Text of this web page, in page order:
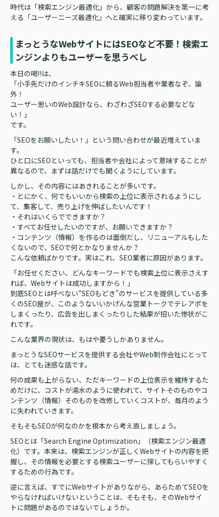
時代は「検索エンジン最適化」から、顧客の問題解決を第一に考
える「ユーザーニーズ最適化」へと確実に移り変わっています。
まっとうなWebサイトにはSEOなど不要！検索エ
ンジンよりもユーザーを思うべし
本日の喝!!は、
「小手先だけのインチキSEOに頼るWeb担当者や業者なぞ、論
外！
ユーザー思いのWeb設計なら、わざわざSEOする必要などな
い！」
です。
「SEOをお願いしたい！」という問い合わせが最近増えていま
す。
ひと口にSEOといっても、担当者や会社によって意味することが
異なるので、まずは話だけでも聞くようにしています。
しかし、その内容にはあきれることが多いです。
・とにかく、何でもいいから検索の上位に表示されるようにし
て、集客して、売り上げを伸ばしたいんです！
・それはいくらでできますか？
・すべてお任せしたいのですが、お願いできますか？
・コンテンツ（情報）を作るのは面倒だし、リニューアルもした
くないので、SEOで何とかなりませんか？
こんな依頼ばかりです。実はこれ、SEO業者に原因があります。
「お任せください、どんなキーワードでも検索上位に表示さえす
れば、Webサイトは成功しますから！」
到底SEOとは呼べない“SEOもどき”のサービスを提供している多
くのSEO屋が、このようないいかげんな営業トークでテレアポを
しまくったり、広告を出しまくったりした結果が招いた惨状がこ
れです。
こんな業界の現状は、もはや憂うしかありません。
まっとうなSEOサービスを提供する会社やWeb制作会社にとって
は、とても迷惑な話です。
何の成果も上がらない、ただキーワードの上位表示を維持するた
めだけに、コストが湯水のように使われて、サイトそのものやコ
ンテンツ（情報）そのものを改修していくコストが、毎月のよう
に失われていきます。
そもそもSEOが何なのかを根本から考え直しましょう。
SEOとは「Search Engine Optimization」（検索エンジン最適
化）です。本来は、検索エンジンが正しくWebサイトの内容を把
握し、その情報を必要とする検索ユーザーに探してもらいやすく
するための行為です。
逆に言えば、すでにWebサイトがありながら、あらためてSEOを
やらなければいけないということは、そもそも、そのWebサイ
トに問題があるのではないでしょうか。